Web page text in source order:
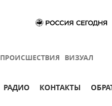
ПРОИСШЕСТВИЯ ВИЗУАЛ
РАДИО КОНТАКТЫ